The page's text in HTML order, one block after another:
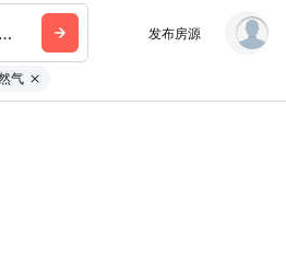
Collingwood 发布房源
气